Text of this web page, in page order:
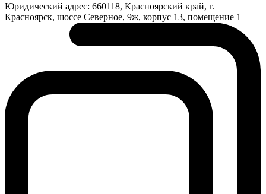
Юридический адрес: 660118, Красноярский край, г.
Красноярск, шоссе Северное, 9ж, корпус 13, помещение 1